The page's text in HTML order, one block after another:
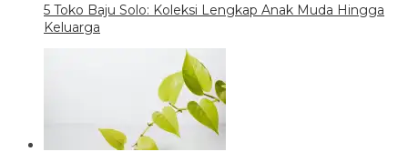
5 Toko Baju Solo: Koleksi Lengkap Anak Muda Hingga
Keluarga